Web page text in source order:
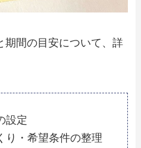
期間の目安について、詳
設定
り・希望条件の整理